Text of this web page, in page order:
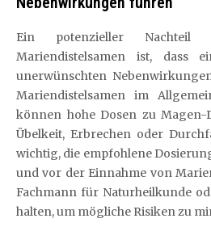
Ein potenzieller
Mariendistelsamen ist, dass
unerwünschten
Mariendistelsamen im
können hohe Dosen zu Magen-
Übelkeit, Erbrechen oder
wichtig, die empfohlene
und vor der Einnahme von
Fachmann für Naturheilkunde
halten, um mögliche Risiken zu